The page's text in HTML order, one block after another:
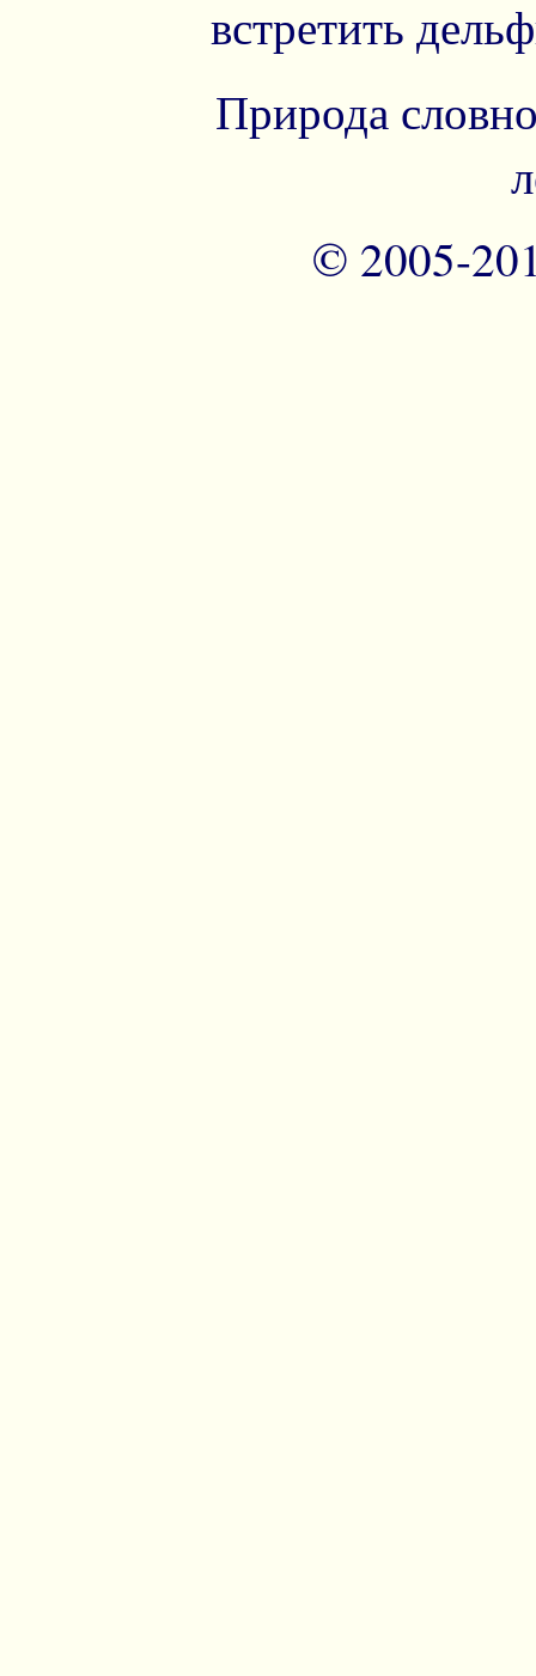
встретить
Природа
© 2005-